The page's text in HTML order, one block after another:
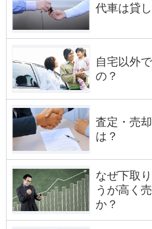
代車は貸
自宅以外
の？
査定・売
は？
なぜ下取
うが高く
か？